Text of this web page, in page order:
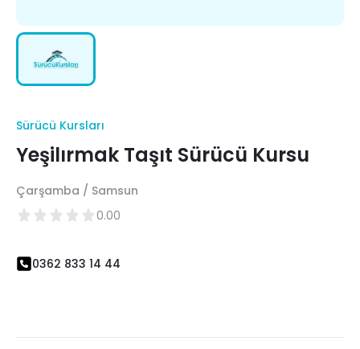
Sürücü Kursları
Yeşilırmak Taşıt Sürücü Kursu
Çarşamba / Samsun
0.00
0362 833 14 44